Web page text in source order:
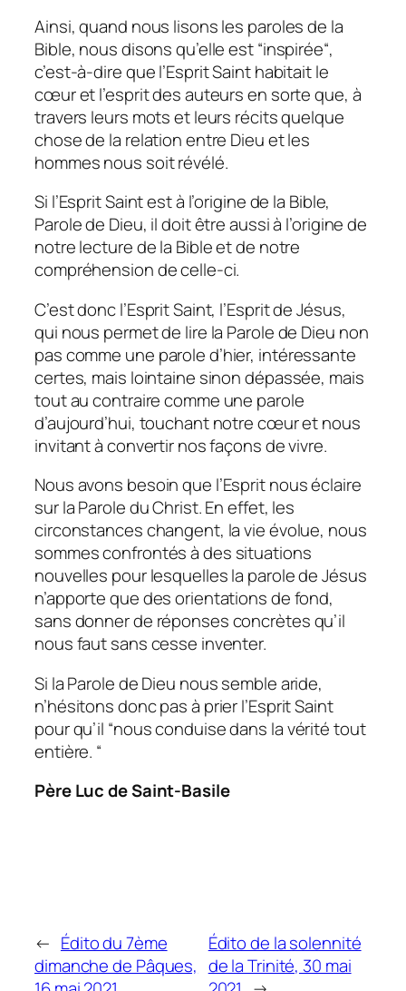
Ainsi, quand nous lisons les paroles de la
Bible, nous disons qu’elle est “inspirée“,
c’est-à-dire que l’Esprit Saint habitait le
cœur et l’esprit des auteurs en sorte que, à
travers leurs mots et leurs récits quelque
chose de la relation entre Dieu et les
hommes nous soit révélé.
Si l’Esprit Saint est à l’origine de la Bible,
Parole de Dieu, il doit être aussi à l’origine de
notre lecture de la Bible et de notre
compréhension de celle-ci.
C’est donc l’Esprit Saint, l’Esprit de Jésus,
qui nous permet de lire la Parole de Dieu non
pas comme une parole d’hier, intéressante
certes, mais lointaine sinon dépassée, mais
tout au contraire comme une parole
d’aujourd’hui, touchant notre cœur et nous
invitant à convertir nos façons de vivre.
Nous avons besoin que l’Esprit nous éclaire
sur la Parole du Christ. En effet, les
circonstances changent, la vie évolue, nous
sommes confrontés à des situations
nouvelles pour lesquelles la parole de Jésus
n’apporte que des orientations de fond,
sans donner de réponses concrètes qu’il
nous faut sans cesse inventer.
Si la Parole de Dieu nous semble aride,
n’hésitons donc pas à prier l’Esprit Saint
pour qu’il “nous conduise dans la vérité tout
entière. “
Père Luc de Saint-Basile
← Édito du 7ème
dimanche de Pâques,
Édito de la solennité
de la Trinité, 30 mai